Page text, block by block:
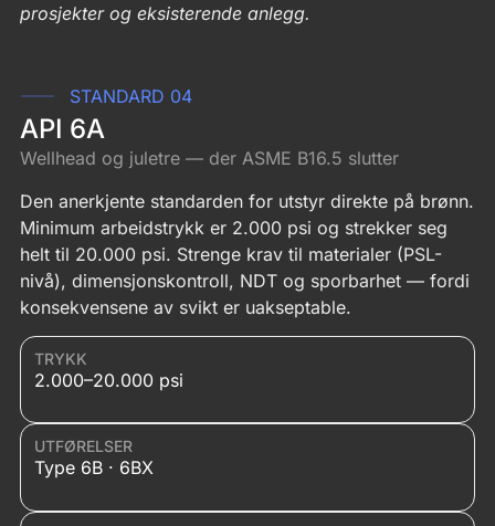
prosjekter og eksisterende anlegg.
STANDARD 04
API 6A
Wellhead og juletre — der ASME B16.5 slutter
Den anerkjente standarden for utstyr direkte på brønn.
Minimum arbeidstrykk er 2.000 psi og strekker seg
helt til 20.000 psi. Strenge krav til materialer (PSL-
nivå), dimensjonskontroll, NDT og sporbarhet — fordi
konsekvensene av svikt er uakseptable.
TRYKK
2.000–20.000 psi
UTFØRELSER
Type 6B · 6BX